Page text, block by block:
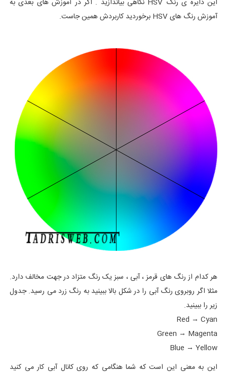
این دایره ی رنگ HSV نگاهی بیاندازید . اگر در آموزش های بعدی به
آموزش رنگ های HSV برخوردید کاربردش همین جاست.
هر کدام از رنگ های قرمز ، آبی ، سبز یک رنگ متزاد در جهت مخالف دارد.
مثلا اگر روبروی رنگ آبی را در شکل بالا ببینید به رنگ زرد می رسید. جدول
زیر را ببینید.
Red → Cyan
Green → Magenta
Blue → Yellow
این به معنی این است که شما هنگامی که روی کانال آبی کار می کنید